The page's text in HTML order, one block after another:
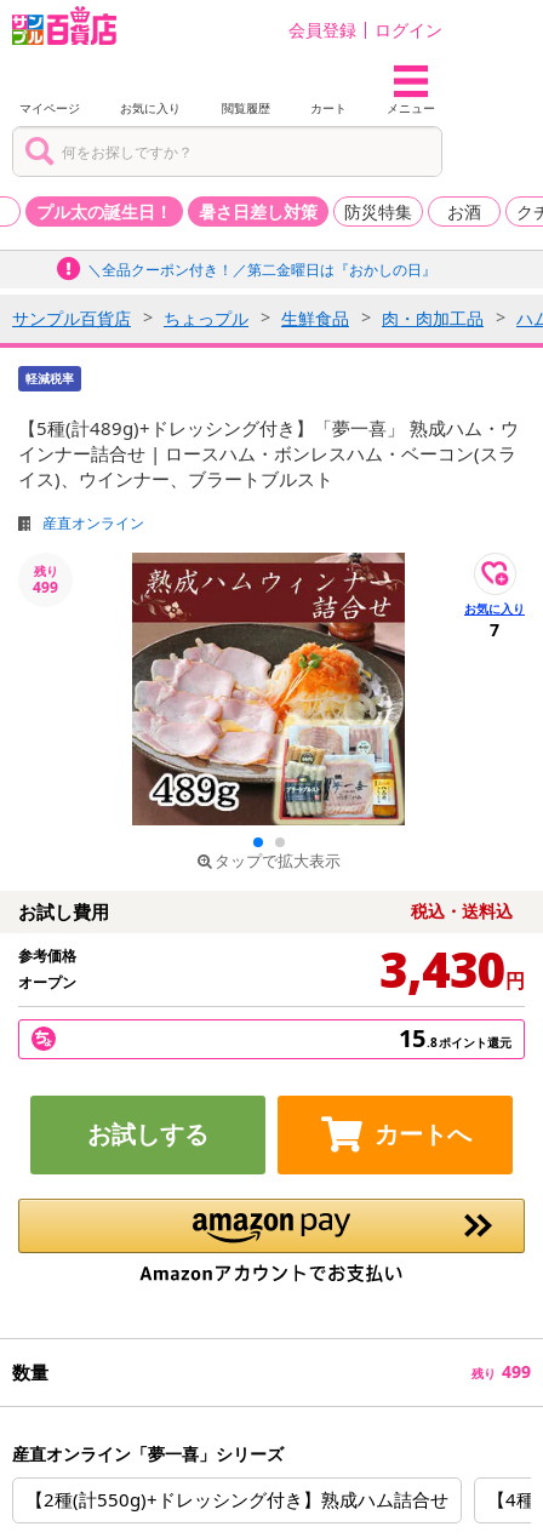
会員登録 ログイン
マイページ お気に入り 閲覧履歴 カート メニュー
プル太の誕生日！ 暑さ日差し対策 防災特集 お酒 ク
＼全品クーポン付き！／第二金曜日は『おかしの日』
サンプル百貨店 ちょっプル 生鮮食品 肉・肉加工品 ハ
軽減税率
【5種(計489g)+ドレッシング付き】「夢一喜」 熟成ハム・ウ
インナー詰合せ | ロースハム・ボンレスハム・ベーコン(スラ
イス)、ウインナー、ブラートブルスト
産直オンライン
残り
499
タップで拡大表示
7
お試し費用 税込・送料込
参考価格
オープン
3,430円
15.8ポイント還元
お試しする カートへ
数量 残り 499
産直オンライン「夢一喜」シリーズ
【2種(計550g)+ドレッシング付き】熟成ハム詰合せ 【4